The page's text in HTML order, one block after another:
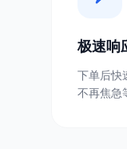
极速响
下单后快
不再焦急